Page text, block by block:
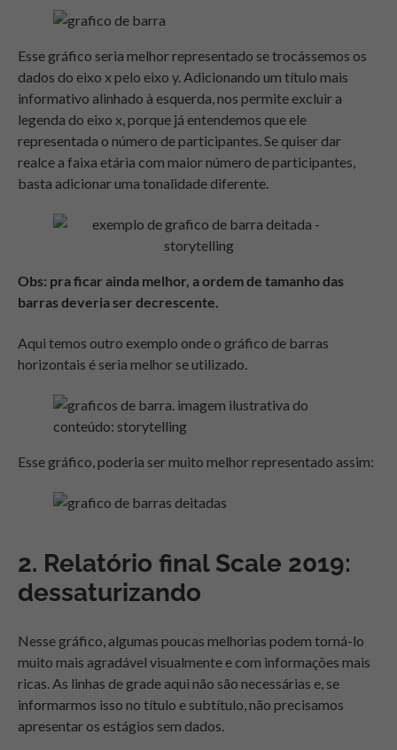
Esse gráfico seria melhor representado se trocássemos os
dados do eixo x pelo eixo y. Adicionando um título mais
informativo alinhado à esquerda, nos permite excluir a
legenda do eixo x, porque já entendemos que ele
representada o número de participantes. Se quiser dar
realce a faixa etária com maior número de participantes,
basta adicionar uma tonalidade diferente.
Obs: pra ficar ainda melhor, a ordem de tamanho das
barras deveria ser decrescente.
Aqui temos outro exemplo onde o gráfico de barras
horizontais é seria melhor se utilizado.
Esse gráfico, poderia ser muito melhor representado assim:
2. Relatório final Scale 2019:
dessaturizando
Nesse gráfico, algumas poucas melhorias podem torná-lo
muito mais agradável visualmente e com informações mais
ricas. As linhas de grade aqui não são necessárias e, se
informarmos isso no título e subtítulo, não precisamos
apresentar os estágios sem dados.